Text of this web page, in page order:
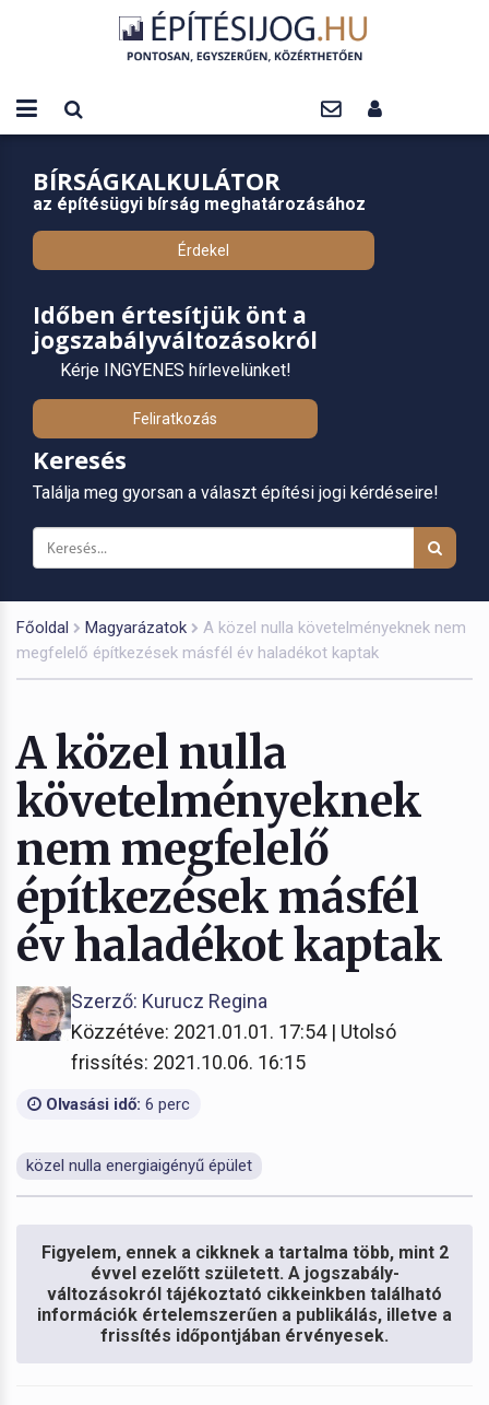
BÍRSÁGKALKULÁTOR
az építésügyi bírság meghatározásához
Érdekel
Időben értesítjük önt a
jogszabályváltozásokról
Kérje INGYENES hírlevelünket!
Feliratkozás
Keresés
Találja meg gyorsan a választ építési jogi kérdéseire!
Főoldal Magyarázatok
A közel nulla követelményeknek nem
megfelelő építkezések másfél év haladékot kaptak
A közel nulla
követelményeknek
nem megfelelő
építkezések másfél
év haladékot kaptak
Szerző: Kurucz Regina
Közzétéve: 2021.01.01. 17:54 | Utolsó
frissítés: 2021.10.06. 16:15
Olvasási idő: 6 perc
közel nulla energiaigényű épület
Figyelem, ennek a cikknek a tartalma több, mint 2
évvel ezelőtt született. A jogszabály-
változásokról tájékoztató cikkeinkben található
információk értelemszerűen a publikálás, illetve a
frissítés időpontjában érvényesek.